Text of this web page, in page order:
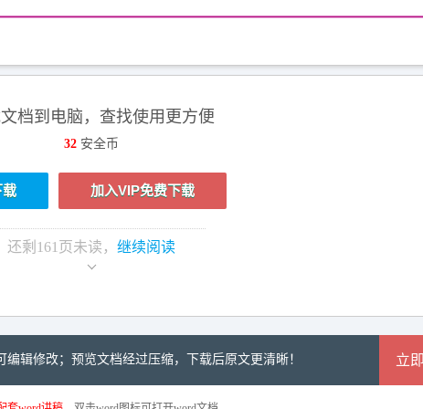
文档到电脑，查找使用更方便
32 安全币
加入VIP免费下载
还剩 161 页未读， 继续阅读
辑修改；预览文档经过压缩，下载后原文更清晰！ 立